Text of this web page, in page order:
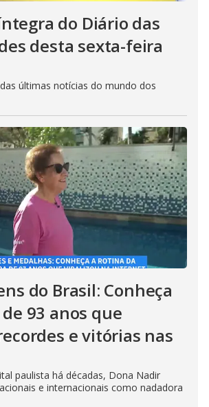
do Diário das
desta sexta-feira
últimas notícias do mundo dos
do Brasil: Conheça
93 anos que
e vitórias nas
paulista há décadas, Dona Nadir
e internacionais como nadadora